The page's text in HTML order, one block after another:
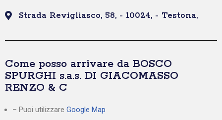
Strada Revigliasco, 58, - 10024, - Testona,
Come posso arrivare da BOSCO
SPURGHI s.a.s. DI GIACOMASSO
RENZO & C
– Puoi utilizzare Google Map